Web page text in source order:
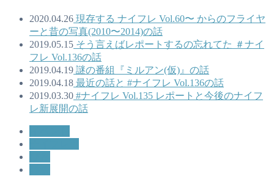
2020.04.26 現存する ナイフレ Vol.60〜 からのフライヤ
ーと昔の写真(2010〜2014)の話
2019.05.15 そう言えばレポートするの忘れてた ＃ナイ
フレ Vol.136の話
2019.04.19 謎の番組『ミルアン(仮)』の話
2019.04.18 最近の話と #ナイフレ Vol.136の話
2019.03.30 #ナイフレ Vol.135 レポートと今後のナイフ
レ新展開の話